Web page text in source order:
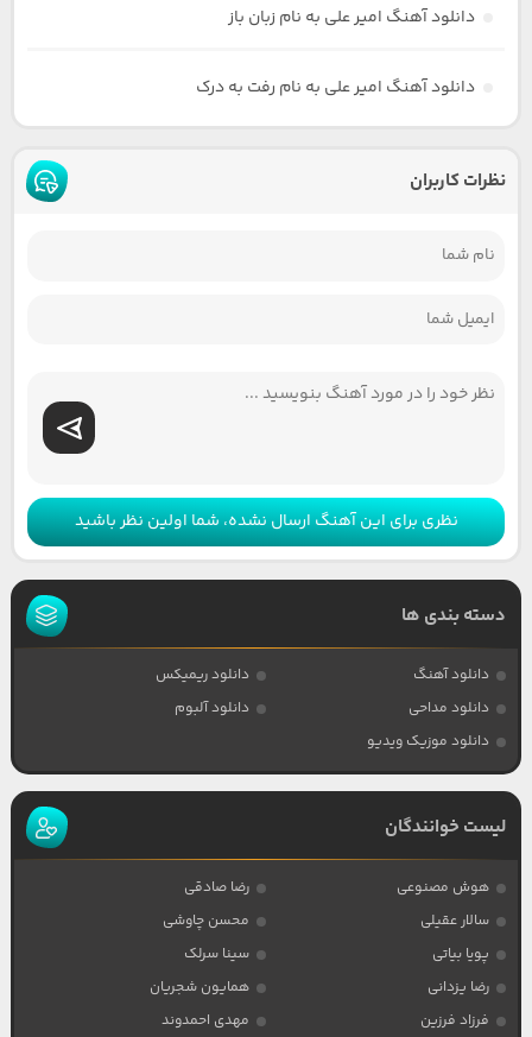
دانلود آهنگ امیر علی به نام زبان باز
دانلود آهنگ امیر علی به نام رفت به درک
نظرات کاربران
نظری برای این آهنگ ارسال نشده، شما اولین نظر باشید
دسته بندی ها
دانلود آهنگ
دانلود ریمیکس
دانلود مداحی
دانلود آلبوم
دانلود موزیک ویدیو
لیست خوانندگان
هوش مصنوعی
رضا صادقی
سالار عقیلی
محسن چاوشی
پویا بیاتی
سینا سرلک
رضا یزدانی
همایون شجریان
فرزاد فرزین
مهدی احمدوند